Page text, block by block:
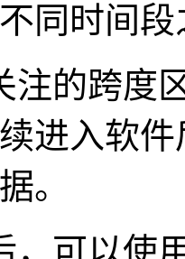
同时间
注的跨度
进入软
。